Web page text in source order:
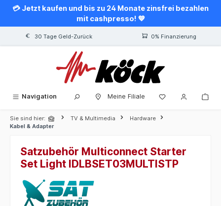
springen
💳 Jetzt kaufen und bis zu 24 Monate zinsfrei bezahlen
mit cashpresso! 💙
30 Tage Geld-Zurück 0% Finanzierung
Navigation Meine Filiale
Sie sind hier: TV & Multimedia
Hardware
Kabel & Adapter
Satzubehör Multiconnect Starter
Set Light IDLBSET03MULTISTP